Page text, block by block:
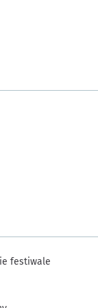
festiwale